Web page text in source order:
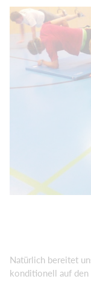
Natürlich bereitet
konditionell auf